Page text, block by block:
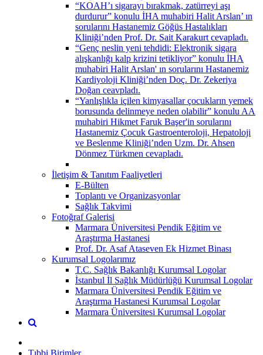
“KOAH’ı sigarayı bırakmak, zatürreyi aşı
durdurur” konulu İHA muhabiri Halit Arslan’ ın
sorularını Hastanemiz Göğüs Hastalıkları
Kliniği’nden Prof. Dr. Sait Karakurt cevapladı.
“Genç neslin yeni tehdidi: Elektronik sigara
alışkanlığı kalp krizini tetikliyor” konulu İHA
muhabiri Halit Arslan' ın sorularını Hastanemiz
Kardiyoloji Kliniği’nden Doç. Dr. Zekeriya
Doğan ceavpladı.
“Yanlışlıkla içilen kimyasallar çocukların yemek
borusunda delinmeye neden olabilir” konulu AA
muhabiri Hikmet Faruk Başer'in sorularını
Hastanemiz Çocuk Gastroenteroloji, Hepatoloji
ve Beslenme Kliniği’nden Uzm. Dr. Ahsen
Dönmez Türkmen cevapladı.
İletişim & Tanıtım Faaliyetleri
E-Bülten
Toplantı ve Organizasyonlar
Sağlık Takvimi
Fotoğraf Galerisi
Marmara Üniversitesi Pendik Eğitim ve
Araştırma Hastanesi
Prof. Dr. Asaf Ataseven Ek Hizmet Binası
Kurumsal Logolarımız
T.C. Sağlık Bakanlığı Kurumsal Logolar
İstanbul İl Sağlık Müdürlüğü Kurumsal Logolar
Marmara Üniversitesi Pendik Eğitim ve
Araştırma Hastanesi Kurumsal Logolar
Marmara Üniversitesi Kurumsal Logolar
Tıbbi Birimler